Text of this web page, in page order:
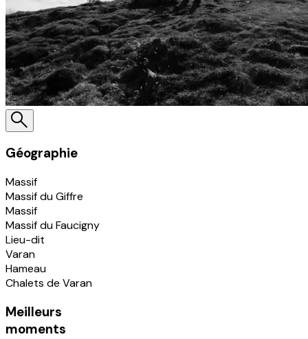
Géographie
Massif
Massif du Giffre
Massif
Massif du Faucigny
Lieu-dit
Varan
Hameau
Chalets de Varan
Meilleurs
moments